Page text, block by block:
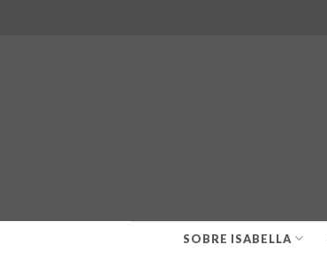
SOBRE ISABELLA